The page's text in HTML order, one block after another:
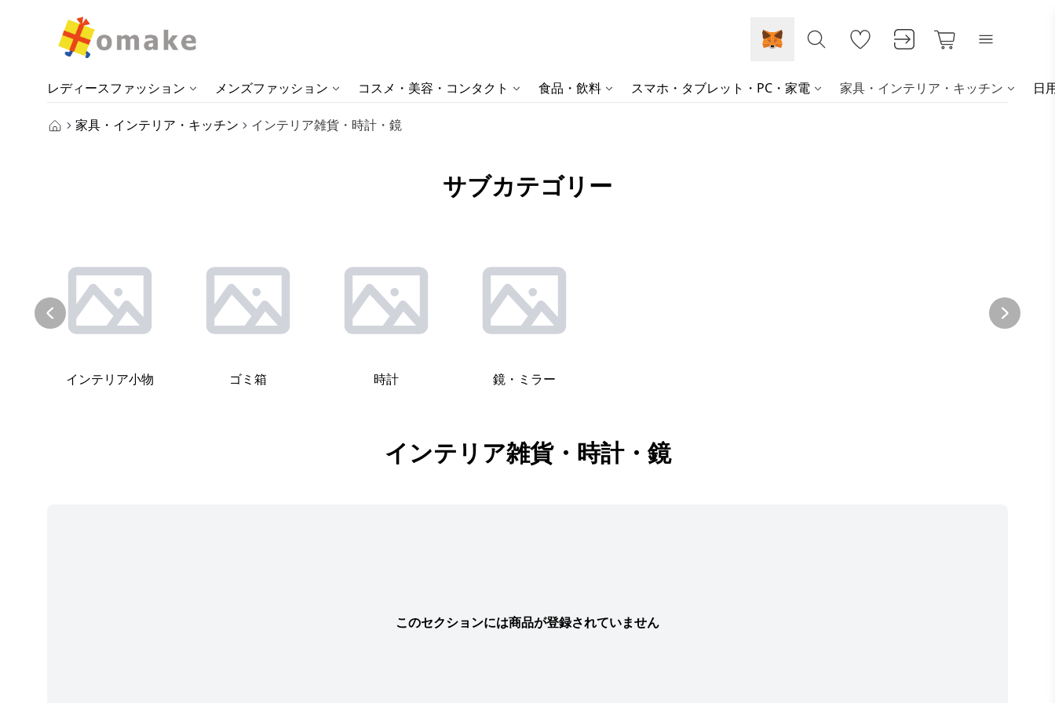
レディースファッション メンズファッション コスメ・美容・コンタクト 食品・飲料 スマホ・タブレット・PC・家電 家具・インテリア・キッチン 日
家具・インテリア・キッチン インテリア雑貨・時計・鏡
サブカテゴリー
インテリア小物 ゴミ箱 時計 鏡・ミラー
インテリア雑貨・時計・鏡
このセクションには商品が登録されていません